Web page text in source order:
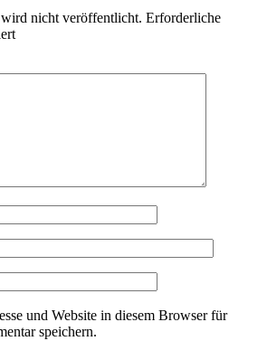
nicht veröffentlicht. Erforderliche
und Website in diesem Browser für
speichern.